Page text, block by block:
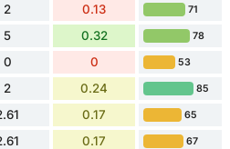
2 0.13 71
5 0.32 78
0 0 53
2 0.24 85
0.17 65
0.17 67